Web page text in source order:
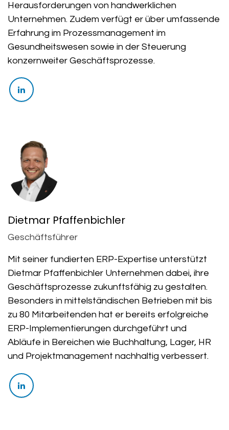
Herausforderungen von handwerklichen
Unternehmen. Zudem verfügt er über umfassende
Erfahrung im Prozessmanagement im
Gesundheitswesen sowie in der Steuerung
konzernweiter Geschäftsprozesse.
Dietmar Pfaffenbichler
Geschäftsführer
Mit seiner fundierten ERP-Expertise unterstützt
Dietmar Pfaffenbichler Unternehmen dabei, ihre
Geschäftsprozesse zukunftsfähig zu gestalten.
Besonders in mittelständischen Betrieben mit bis
zu 80 Mitarbeitenden hat er bereits erfolgreiche
ERP-Implementierungen durchgeführt und
Abläufe in Bereichen wie Buchhaltung, Lager, HR
und Projektmanagement nachhaltig verbessert.